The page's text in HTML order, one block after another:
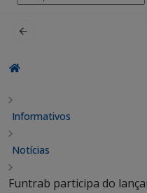
por:
Informativos
Notícias
Funtrab participa do